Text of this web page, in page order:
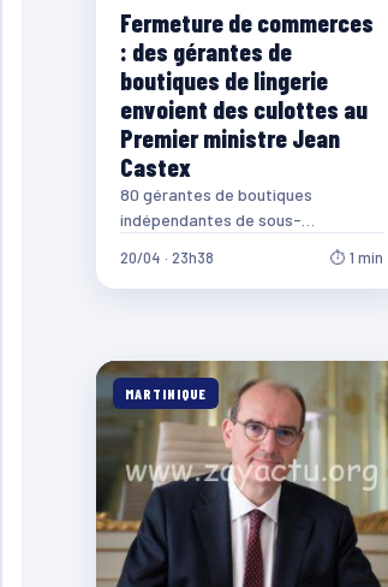
Fermeture de commerces
: des gérantes de
boutiques de lingerie
envoient des culottes au
Premier ministre Jean
Castex
80 gérantes de boutiques
indépendantes de sous-
culottes à Matignon à destination
du Premier ministre…
20/04 · 23h38 ⏱ 1 min
MARTINIQUE